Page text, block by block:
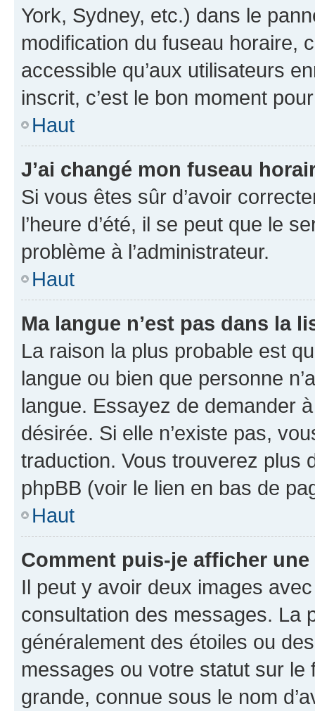
York, Sydney, etc.) dans le
modification du fuseau horaire,
accessible qu’aux utilisateurs
inscrit, c’est le bon moment
Haut
J’ai changé mon fuseau
Si vous êtes sûr d’avoir
l’heure d’été, il se peut que le
problème à l’administrateur.
Haut
Ma langue n’est pas dans la
La raison la plus probable est
langue ou bien que personne
langue. Essayez de demander
désirée. Si elle n’existe pas,
traduction. Vous trouverez plus
phpBB (voir le lien en bas de
Haut
Comment puis-je afficher
Il peut y avoir deux images
consultation des messages. La
généralement des étoiles ou
messages ou votre statut sur
grande, connue sous le nom